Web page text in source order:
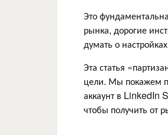
Это
рынка, дорогие
думать о
Эта статья
цели. Мы покажем
аккаунт в LinkedIn
чтобы получить от